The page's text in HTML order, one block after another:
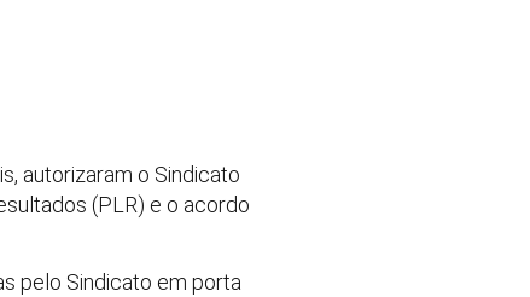
autorizaram o Sindicato
(PLR) e o acordo
pelo Sindicato em porta